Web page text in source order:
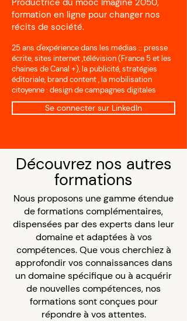
Productrice du mooc Imagine 2050,
formation en ligne pour changer nos
récits de société.
25 ans d'expérience dans les médias :: presse
écrite, sites internet ,télévision (France 5 et les
chaines de Canal +), la publicité, stratégies
éditoriale, brand content , la mobilisation
citoyenne : design de campagnes digitales
Se connecter sur LinkedIn
Découvrez nos autres
formations
Nous proposons une gamme étendue
de formations complémentaires,
dispensées par des experts dans leur
domaine et adaptées à vos
compétences. Que vous cherchiez à
approfondir vos connaissances dans
un domaine spécifique ou à acquérir
de nouvelles compétences, nos
formations sont conçues pour
répondre à vos attentes.